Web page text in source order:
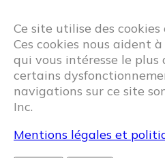
Ce site utilise des
Ces cookies nous aident
qui vous intéresse le
certains
navigations sur ce site
Inc.
Mentions légales et